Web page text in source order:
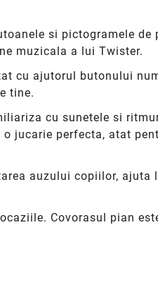
si pictogramele de
muzicala a lui Twister.
cu ajutorul butonului
tine.
cu sunetele si
jucarie perfecta, atat
auzului copiilor, ajuta
Covorasul pian